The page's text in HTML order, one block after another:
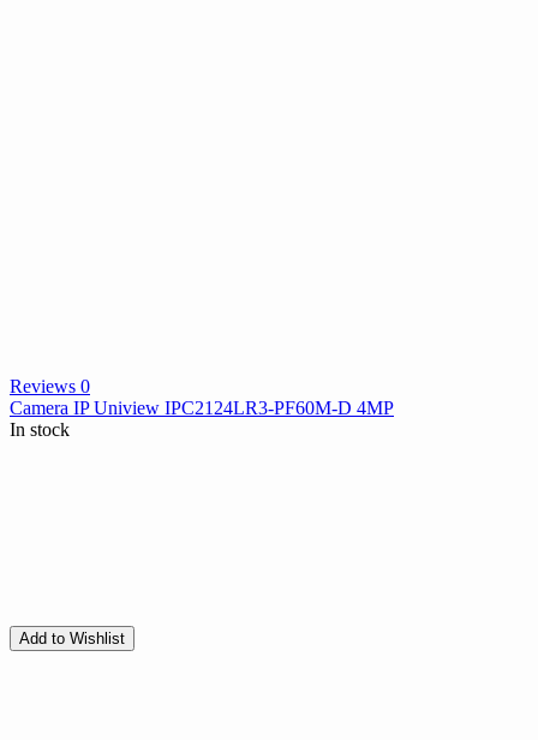
Reviews 0
Camera IP Uniview IPC2124LR3-PF60M-D 4MP
In stock
Add to Wishlist